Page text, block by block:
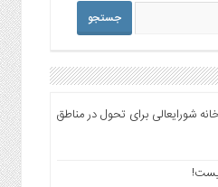
شورایعالی برای تحول در مناطق